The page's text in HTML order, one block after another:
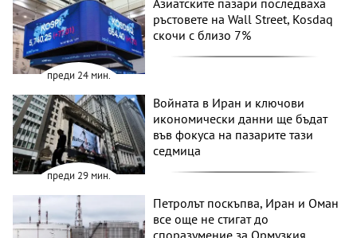
преди 24 мин.
ръстовете на Wall Street, Kosdaq
скочи с близо 7%
преди 29 мин.
Войната в Иран и ключови
икономически данни ще бъдат
във фокуса на пазарите тази
седмица
Петролът поскъпва, Иран и Оман
все още не стигат до
споразумение за Ормузкия